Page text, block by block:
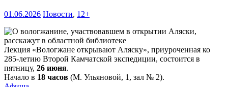
01.06.2026 Новости, 12+
Лекция «Вологжане открывают Аляску», приуроченная ко
285-летию Второй Камчатской экспедиции, состоится в
пятницу, 26 июня.
Начало в 18 часов (М. Ульяновой, 1, зал № 2).